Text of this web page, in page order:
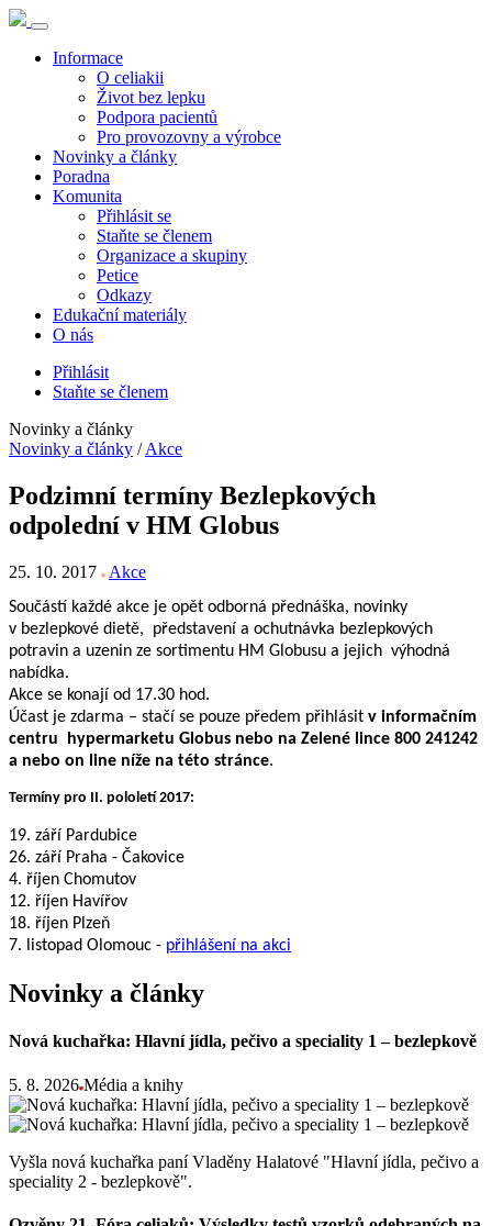
Informace
O celiakii
Život bez lepku
Podpora pacientů
Pro provozovny a výrobce
Novinky a články
Poradna
Komunita
Přihlásit se
Staňte se členem
Organizace a skupiny
Petice
Odkazy
Edukační materiály
O nás
Přihlásit
Staňte se členem
Novinky a články
Novinky a články / Akce
Podzimní termíny Bezlepkových
odpolední v HM Globus
25. 10. 2017 Akce
Součástí každé akce je opět odborná přednáška, novinky
v bezlepkové dietě, představení a ochutnávka bezlepkových
potravin a uzenin ze sortimentu HM Globusu a jejich výhodná
nabídka.
Akce se konají od 17.30 hod.
Účast je zdarma – stačí se pouze předem přihlásit v informačním
­centru hypermarketu Globus nebo na Zelené lince 800 241242
a nebo on line níže na této stránce.
Termíny pro II. pololetí 2017:
19. září Pardubice
26. září Praha - Čakovice
4. říjen Chomutov
12. říjen Havířov
18. říjen Plzeň
7. listopad Olomouc - přihlášení na akci
Novinky a články
Nová kuchařka: Hlavní jídla, pečivo a speciality 1 – bezlepkově
5. 8. 2026 Média a knihy
Vyšla nová kuchařka paní Vladěny Halatové "Hlavní jídla, pečivo a
speciality 2 - bezlepkově".